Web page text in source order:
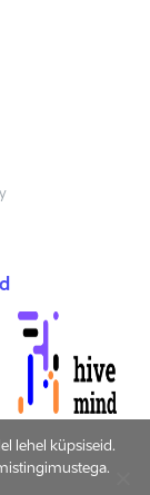
lehel küpsiseid.